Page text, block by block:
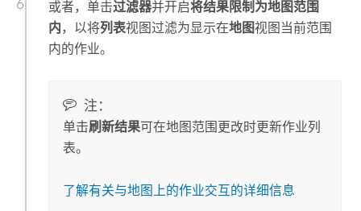
或者，单击过滤器并开启将结果限制为地图范围
内，以将列表视图过滤为显示在地图视图当前范围
内的作业。
注：
单击刷新结果可在地图范围更改时更新作业列
表。
了解有关与地图上的作业交互的详细信息